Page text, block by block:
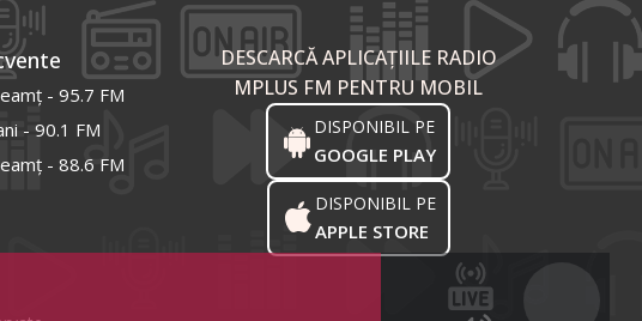
- 95.7 FM
- 90.1 FM
- 88.6 FM
DESCARCĂ APLICAȚIILE RADIO
MPLUS FM PENTRU MOBIL
DISPONIBIL PE
GOOGLE PLAY
DISPONIBIL PE
APPLE STORE